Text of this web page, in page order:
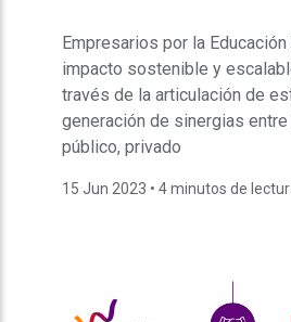
Empresarios por la Educación
impacto sostenible y
través de la articulación de
generación de sinergias
público, privado
15 Jun 2023 • 4 minutos de